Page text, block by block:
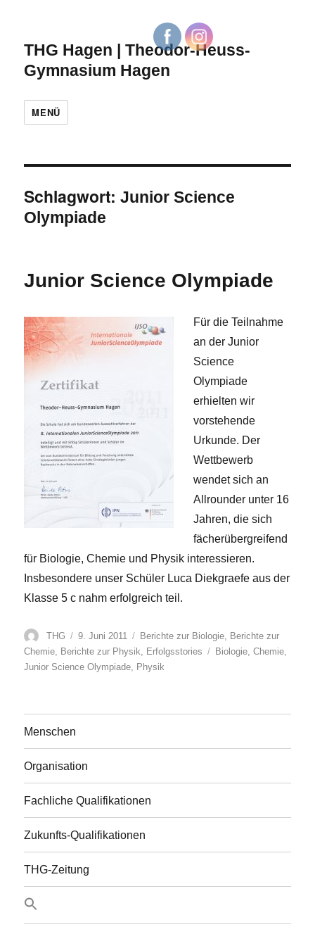
THG Hagen | Theodor-Heuss-
Gymnasium Hagen
MENÜ
Schlagwort:Junior Science
Olympiade
Junior Science Olympiade
Für die Teilnahme
an der Junior
Science
Olympiade
erhielten wir
vorstehende
Urkunde. Der
Wettbewerb
wendet sich an
Allrounder unter 16
Jahren, die sich
fächerübergreifend
für Biologie, Chemie und Physik interessieren.
Insbesondere unser Schüler Luca Diekgraefe aus der
Klasse 5 c nahm erfolgreich teil.
Autor
THG
Veröffentlicht
am
9. Juni 2011 Kategorien
Berichte zur Biologie, Berichte zur
Chemie, Berichte zur Physik, Erfolgsstories Schlagwörter
Biologie,Chemie,
Junior Science Olympiade, Physik
Menschen
Organisation
Fachliche Qualifikationen
Zukunfts-Qualifikationen
THG-Zeitung